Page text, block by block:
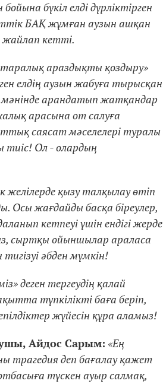
бүкіл елді дүрліктірген
БАҚ жұмған аузын ашқан
жайлап кетті.
араздықты қоздыру»
елдің аузын жабуға тырысқан
арандатып жатқандар
арасына от салуға
саясат мәселелері туралы
Ол - олардың
желілерде қызу талқылау өтіп
Осы жағдайды басқа біреулер,
кетпеуі үшін ендігі жерде
сыртқы ойыншылар араласа
әбден мүмкін!
деген тергеудің қалай
түпкілікті баға беріп,
жүйесін құра аламыз!
Айдос Сарым: «Ең
трагедия деп бағалау қажет
түскен ауыр салмақ,